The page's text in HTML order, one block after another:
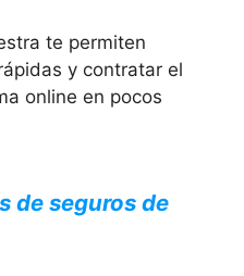
te permiten
y contratar el
online en pocos
de seguros de